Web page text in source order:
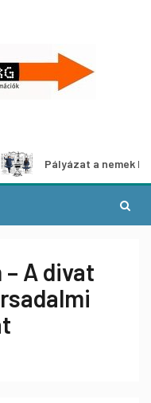
Pályázat a nemek közötti
A divat